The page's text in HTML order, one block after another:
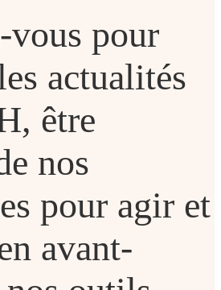
vous pour
actualités
être
nos
pour agir et
avant-